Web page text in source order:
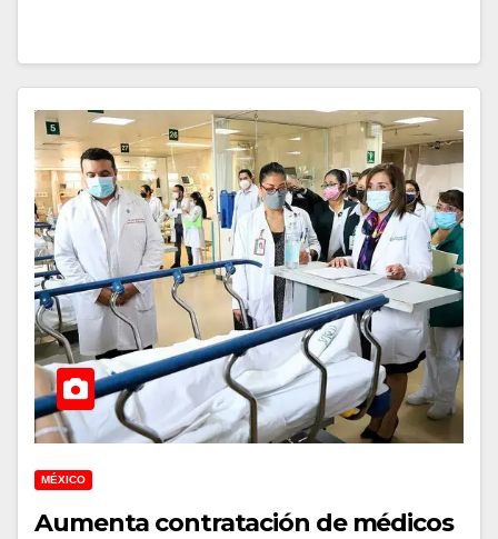
MÉXICO
Aumenta contratación de médicos